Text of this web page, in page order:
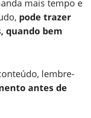
mais tempo e
pode trazer
quando bem
lembre-
antes de